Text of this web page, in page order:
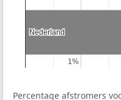
1%
1%
Nederland
Nederland
Percentage afstromers